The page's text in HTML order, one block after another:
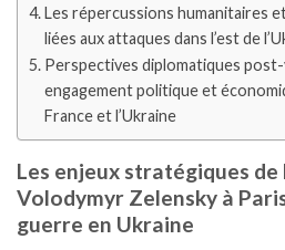
Les répercussions humanitaires
liées aux attaques dans l’est de
Perspectives diplomatiques
engagement politique et
France et l’Ukraine
Les enjeux stratégiques de
Volodymyr Zelensky à
guerre en Ukraine